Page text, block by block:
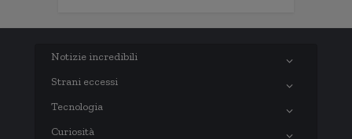
Notizie incredibili
Strani eccessi
Tecnologia
Curiosità